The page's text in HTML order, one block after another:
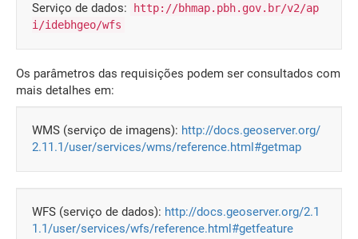
Serviço de dados:
http://bhmap.pbh.gov.br/v2/ap
i/idebhgeo/wfs
Os parâmetros das requisições podem ser consultados com
mais detalhes em:
WMS (serviço de imagens): http://docs.geoserver.org/
2.11.1/user/services/wms/reference.html#getmap
WFS (serviço de dados): http://docs.geoserver.org/2.1
1.1/user/services/wfs/reference.html#getfeature